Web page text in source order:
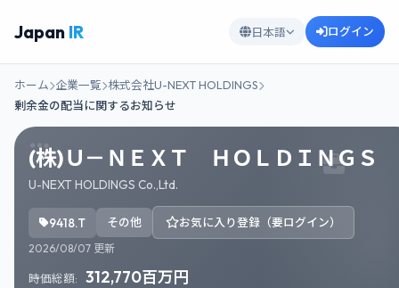
Japan IR 日本語 ログイン
ホーム 企業一覧 株式会社U-NEXT HOLDINGS
剰余金の配当に関するお知らせ
(株)Ｕ－ＮＥＸＴ ＨＯＬＤＩＮＧＳ
U-NEXT HOLDINGS Co.,Ltd.
9418.T その他 お気に入り登録（要ログイン）
2026/08/07 更新
時価総額: 312,770百万円